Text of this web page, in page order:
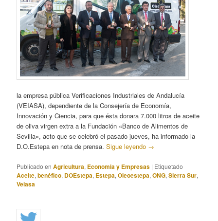
la empresa pública Verificaciones Industriales de Andalucía
(VEIASA), dependiente de la Consejería de Economía,
Innovación y Ciencia, para que ésta donara 7.000 litros de aceite
de oliva virgen extra a la Fundación «Banco de Alimentos de
Sevilla», acto que se celebró el pasado jueves, ha informado la
D.O.Estepa en nota de prensa.Sigue leyendo →
Publicado en Agricultura, Economia y Empresas | Etiquetado
Aceite,benéfico, DOEstepa, Estepa,Oleoestepa,ONG,Sierra Sur,
Veiasa